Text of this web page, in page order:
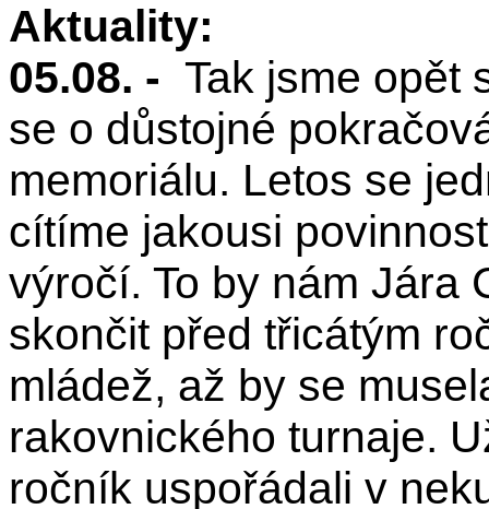
Aktuality:
05.08. - Tak jsme opět
se o důstojné
memoriálu. Letos se
cítíme jakousi
výročí. To by nám Jára
skončit před třicátým
mládež, až by se
rakovnického turnaje.
ročník uspořádali v